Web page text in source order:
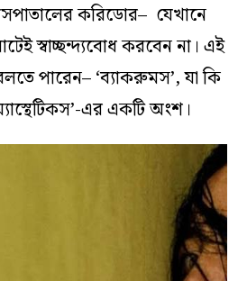
করিডোর– যেখানে
স্বাচ্ছন্দ্যবোধ করবেন না। এই
পারেন– ‘ব্যাকরুমস’, যা কি
এর একটি অংশ।